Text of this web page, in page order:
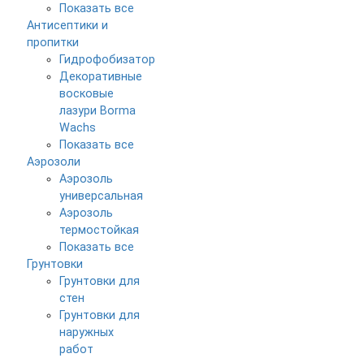
Показать все
Антисептики и
пропитки
Гидрофобизатор
Декоративные
восковые
лазури Borma
Wachs
Показать все
Аэрозоли
Аэрозоль
универсальная
Аэрозоль
термостойкая
Показать все
Грунтовки
Грунтовки для
стен
Грунтовки для
наружных
работ